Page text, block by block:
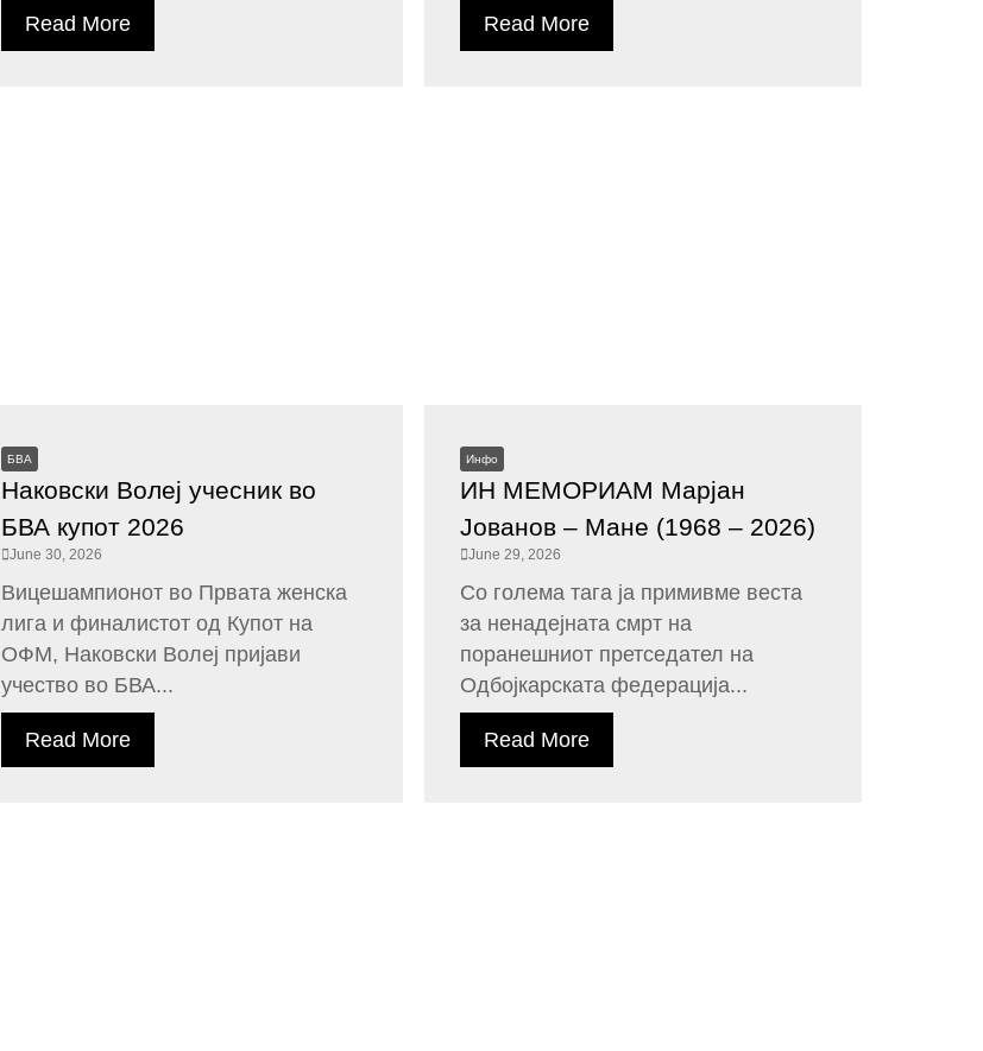
Read More Read More
БВА
Наковски Волеј учесник во
БВА купот 2026
June 30, 2026
Вицешампионот во Првата женска
лига и финалистот од Купот на
ОФМ, Наковски Волеј пријави
учество во БВА...
Read More
Инфо
ИН МЕМОРИАМ Марјан
Јованов – Мане (1968 – 2026)
June 29, 2026
Со голема тага ја примивме веста
за ненадејната смрт на
поранешниот претседател на
Одбојкарската федерација...
Read More